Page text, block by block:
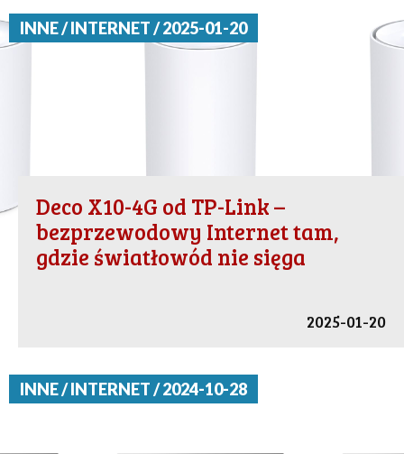
INNE / INTERNET / 2025-01-20
Deco X10-4G od TP-Link –
bezprzewodowy Internet tam,
gdzie światłowód nie sięga
2025-01-20
INNE / INTERNET / 2024-10-28